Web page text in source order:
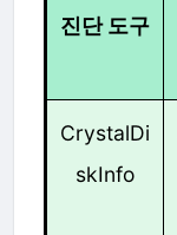
진단 도구
CrystalDi
skInfo